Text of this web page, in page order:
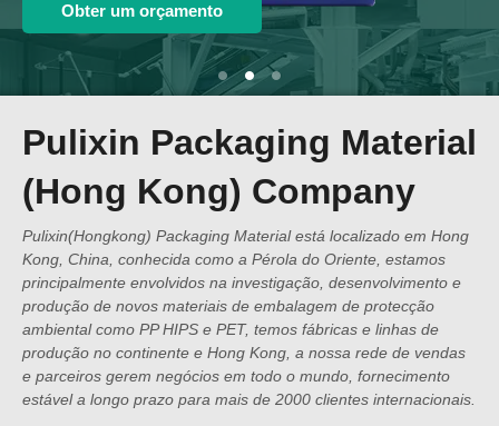
Obter um orçamento
Pulixin Packaging Material
(Hong Kong) Company
Pulixin(Hongkong) Packaging Material está localizado em Hong
Kong, China, conhecida como a Pérola do Oriente, estamos
principalmente envolvidos na investigação, desenvolvimento e
produção de novos materiais de embalagem de protecção
ambiental como PP HIPS e PET, temos fábricas e linhas de
produção no continente e Hong Kong, a nossa rede de vendas
e parceiros gerem negócios em todo o mundo, fornecimento
estável a longo prazo para mais de 2000 clientes internacionais.